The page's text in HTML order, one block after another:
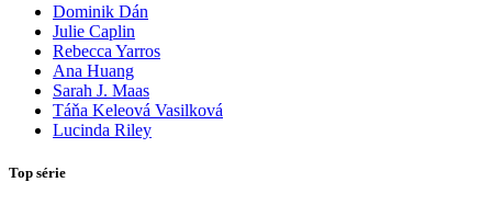
Dominik Dán
Julie Caplin
Rebecca Yarros
Ana Huang
Sarah J. Maas
Táňa Keleová Vasilková
Lucinda Riley
Top série